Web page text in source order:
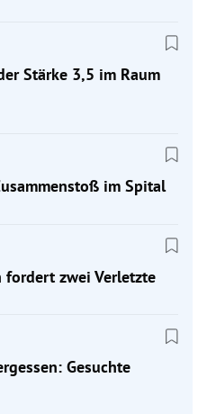
Stärke 3,5 im Raum
im Spital
fordert zwei Verletzte
Gesuchte